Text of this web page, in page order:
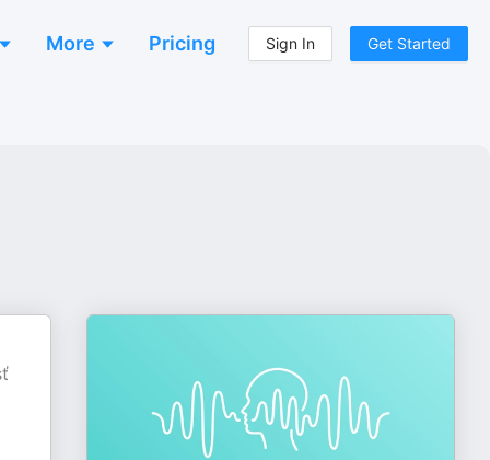
More Pricing Sign In Get Started